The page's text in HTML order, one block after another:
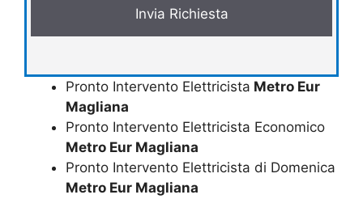
Pronto Intervento Elettricista Metro Eur
Magliana
Pronto Intervento Elettricista Economico
Metro Eur Magliana
Pronto Intervento Elettricista di Domenica
Metro Eur Magliana